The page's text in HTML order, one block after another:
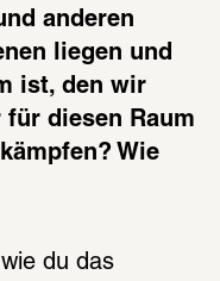
anderen
liegen und
ist, den wir
diesen Raum
Wie
du das